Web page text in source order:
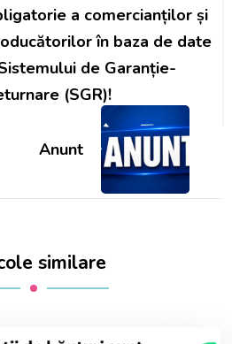
a comercianților și
în baza de date
de Garanție-
(SGR)!
Anunt
similare